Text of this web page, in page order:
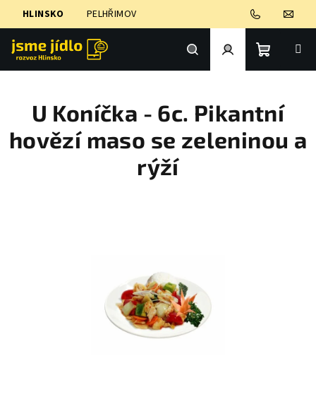
HLINSKO PELHŘIMOV
Hledat PřihlášeníNákupní
košík
U Koníčka - 6c. Pikantní
hovězí maso se zeleninou a
rýží